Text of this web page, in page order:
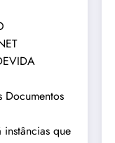
Documentos
que